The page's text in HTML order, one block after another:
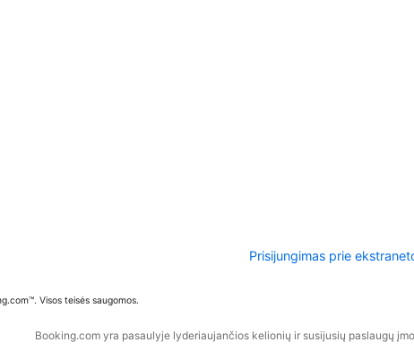
Prisijungimas prie
Visos teisės saugomos.
Booking.com yra pasaulyje lyderiaujančios kelionių ir susijusių paslaugų